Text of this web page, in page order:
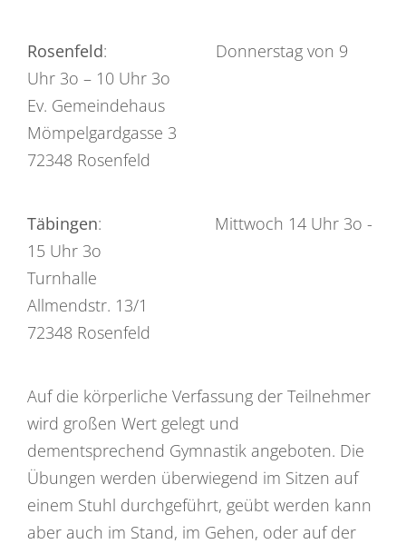
Rosenfeld: Donnerstag von 9
Uhr 3o – 10 Uhr 3o
Ev. Gemeindehaus
Mömpelgardgasse 3
72348 Rosenfeld
Täbingen: Mittwoch 14 Uhr 3o -
15 Uhr 3o
Turnhalle
Allmendstr. 13/1
72348 Rosenfeld
Auf die körperliche Verfassung der Teilnehmer
wird großen Wert gelegt und
dementsprechend Gymnastik angeboten. Die
Übungen werden überwiegend im Sitzen auf
einem Stuhl durchgeführt, geübt werden kann
aber auch im Stand, im Gehen, oder auf der